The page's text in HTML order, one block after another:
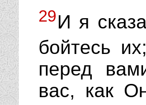
29И я
бойтесь
перед
вас, как